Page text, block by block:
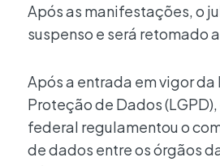
Após as manifestações, o
suspenso e será retomado
Após a entrada em vigor da
Proteção de Dados
federal regulamentou o
de dados entre os órgãos